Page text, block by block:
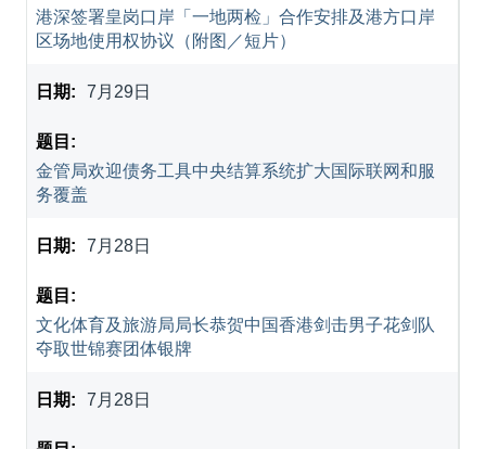
港深签署皇岗口岸「一地两检」合作安排及港方口岸
区场地使用权协议（附图／短片）
7月29日
金管局欢迎债务工具中央结算系统扩大国际联网和服
务覆盖
7月28日
文化体育及旅游局局长恭贺中国香港剑击男子花剑队
夺取世锦赛团体银牌
7月28日